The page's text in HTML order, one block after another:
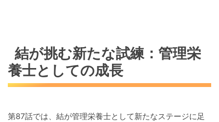
結が挑む新たな試練：管理栄
養士としての成長
第87話では、結が管理栄養士として新たなステージに足